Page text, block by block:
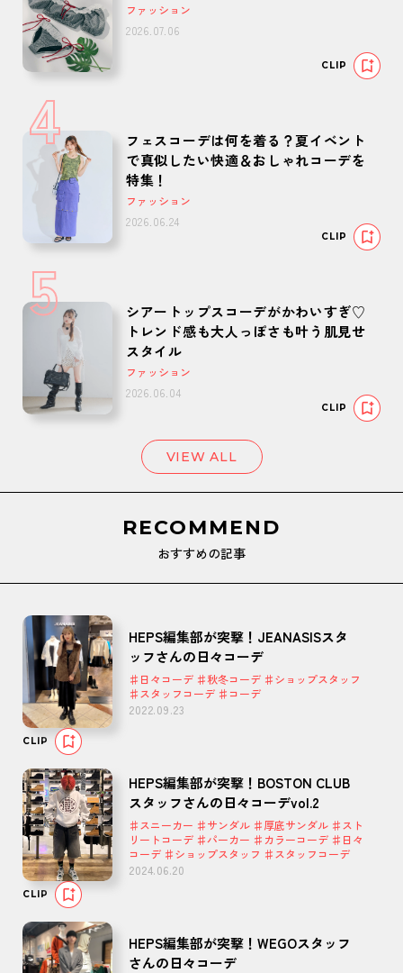
ファッション
2026.07.06
CLIP
4
フェスコーデは何を着る？夏イベント
で真似したい快適＆おしゃれコーデを
特集！
ファッション
2026.06.24
CLIP
5
シアートップスコーデがかわいすぎ♡
トレンド感も大人っぽさも叶う肌見せ
スタイル
ファッション
2026.06.04
CLIP
VIEW ALL
RECOMMEND
おすすめの記事
HEPS編集部が突撃！JEANASISスタ
ッフさんの日々コーデ
♯日々コーデ ♯秋冬コーデ ♯ショップスタッフ
♯スタッフコーデ ♯コーデ
2022.09.23
CLIP
HEPS編集部が突撃！BOSTON CLUB
スタッフさんの日々コーデvol.2
♯スニーカー ♯サンダル ♯厚底サンダル ♯スト
リートコーデ ♯パーカー ♯カラーコーデ ♯日々
コーデ ♯ショップスタッフ ♯スタッフコーデ
2024.06.20
CLIP
HEPS編集部が突撃！WEGOスタッフ
さんの日々コーデ